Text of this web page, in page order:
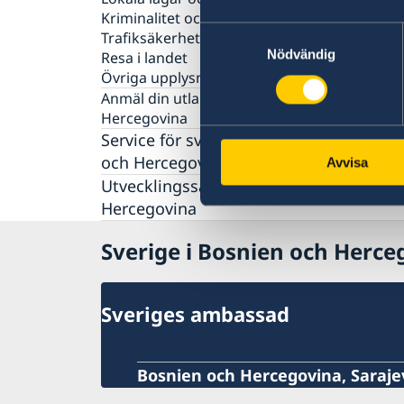
Samtyckesval
Nödvändig
Avvisa
Kriminalitet och personlig säkerhet
Trafiksäkerhet
Resa i landet
Övriga upplysningar
Anmäl din utlandsvistelse i Bosnien och
Hercegovina
Service för svenska företag i Bosnien
och Hercegovina
Information till företag
Handel med Bosnien och Hercegovina
Svenska företag i Bosnien och Hercegovina
Anmäla handelshinder
Utvecklingssamarbete med Bosnien
Hercegovina
Sverige i Bosnien och
Sveriges ambassad
Bosnien och Hercegovina,